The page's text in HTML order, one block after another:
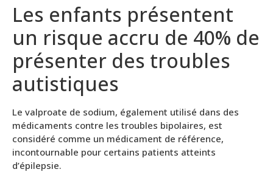
Les enfants présentent
un risque accru de 40% de
présenter des troubles
autistiques
Le valproate de sodium, également utilisé dans des
médicaments contre les troubles bipolaires, est
considéré comme un médicament de référence,
incontournable pour certains patients atteints
d’épilepsie.